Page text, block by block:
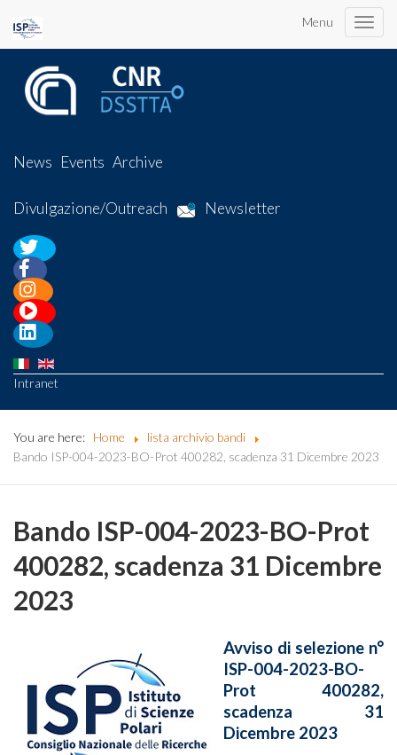
Menu
Toggle
News Events Archive
Divulgazione/Outreach Newsletter
Intranet
You are here: Home
lista archivio bandi
Bando ISP-004-2023-BO-Prot 400282, scadenza 31 Dicembre 2023
Bando ISP-004-2023-BO-Prot
400282, scadenza 31 Dicembre
2023
Avviso di selezione n°
ISP-004-2023-BO-
Prot 400282,
scadenza 31
Dicembre 2023